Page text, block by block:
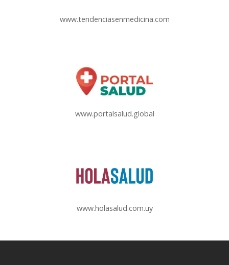
www.tendenciasenmedicina.com
www.portalsalud.global
www.holasalud.com.uy